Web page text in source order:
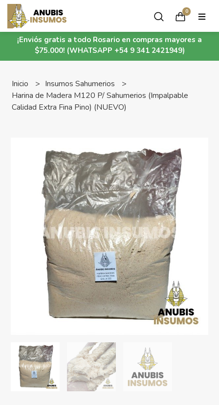
¡Enviós gratis a todo Rosario en compras mayores a
$75.000! (WHATSAPP +54 9 341 2421949)
0
Inicio
Insumos Sahumerios
Harina de Madera M120 P/ Sahumerios (Impalpable
Calidad Extra Fina Pino) (NUEVO)